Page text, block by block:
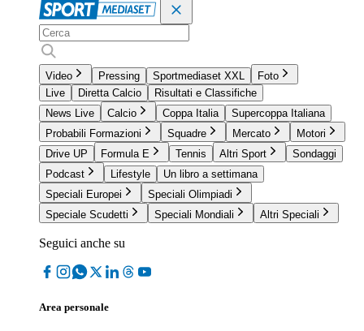
Video Pressing Sportmediaset XXL
Foto
Live
Diretta Calcio
Risultati e Classifiche
News Live
Calcio Coppa Italia
Supercoppa Italiana
Probabili Formazioni
Squadre Mercato
Motori
Drive UP
Formula E Tennis Altri Sport
Sondaggi
Podcast
Lifestyle
Un libro a settimana
Speciali Europei
Speciali Olimpiadi
Speciale Scudetti
Speciali Mondiali Altri Speciali
Seguici anche su
Area personale